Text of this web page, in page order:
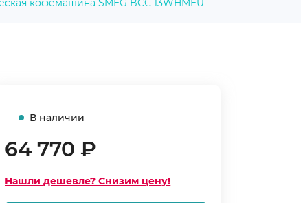
кофемашина SMEG BCC 13WHMEU
В наличии
64 770 ₽
Нашли дешевле? Снизим цену!